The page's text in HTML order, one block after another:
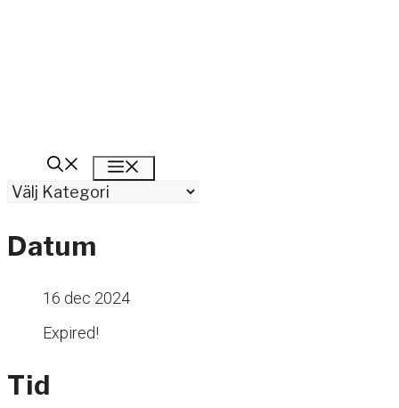
Kategorier
Datum
16 dec 2024
Expired!
Tid